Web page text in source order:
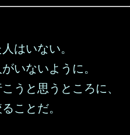
はいない。
いないように。
うと思うところに、
ことだ。